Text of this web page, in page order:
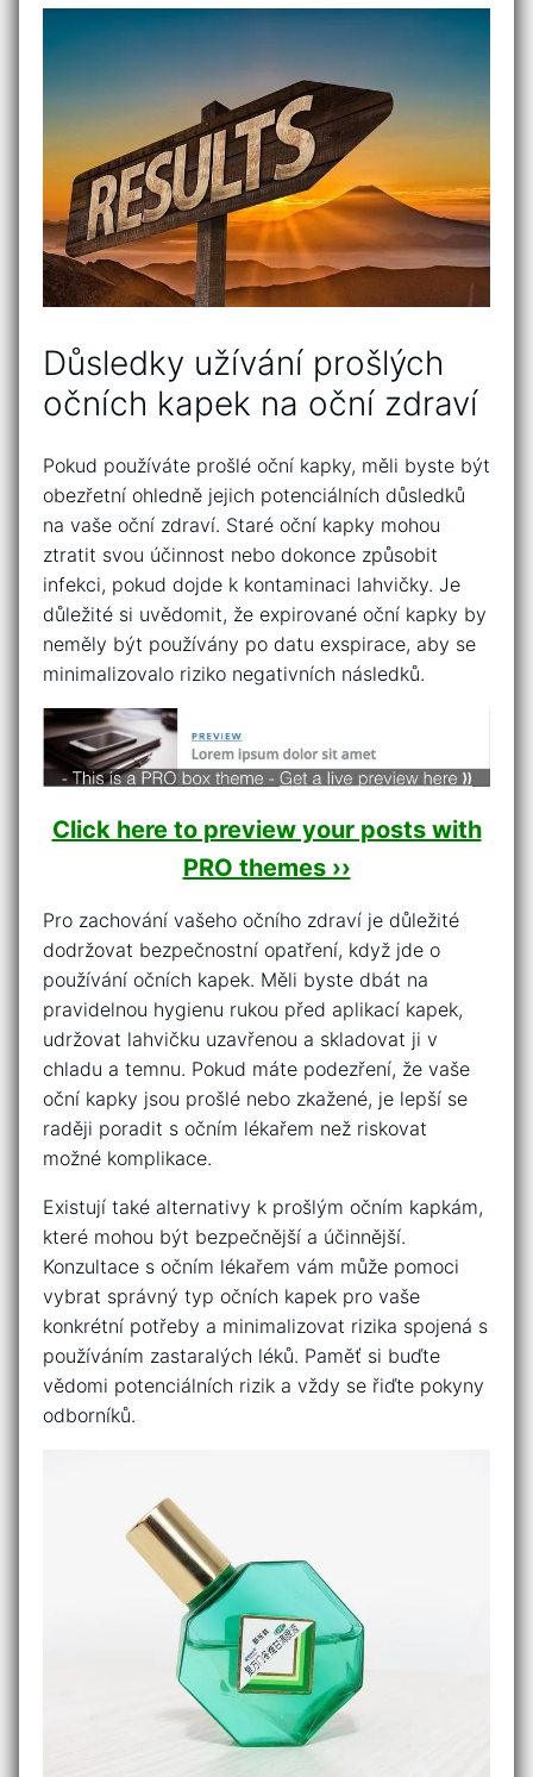
Důsledky užívání ​prošlých
očních⁢ kapek na oční zdraví
Pokud používáte prošlé oční kapky, měli byste být
obezřetní ohledně jejich‍ potenciálních důsledků
na vaše oční zdraví. Staré oční kapky ​mohou
ztratit svou účinnost nebo dokonce způsobit
‍infekci, ‌pokud dojde k kontaminaci lahvičky. Je
důležité si uvědomit, že expirované oční kapky by
neměly být ⁣používány po datu exspirace, aby se
minimalizovalo riziko negativních následků.
Click here to preview your posts with
PRO themes ››
Pro ⁢zachování vašeho očního zdraví je důležité
dodržovat bezpečnostní opatření, když jde o
používání očních​ kapek. Měli ‍byste⁣ dbát na
pravidelnou hygienu rukou před aplikací kapek,
udržovat lahvičku uzavřenou a‍ skladovat ji ​v
‍chladu a temnu. Pokud máte podezření, že vaše
oční kapky jsou prošlé nebo zkažené, ⁢je lepší se
raději poradit s očním lékařem než ‍riskovat
možné komplikace.
Existují také alternativy k prošlým⁢ očním ​kapkám,
které mohou být bezpečnější a účinnější.
Konzultace s očním⁢ lékařem vám ⁣může pomoci
vybrat správný typ očních kapek pro vaše
konkrétní potřeby a minimalizovat rizika spojená s
používáním zastaralých léků. ⁢Paměť si buďte
vědomi potenciálních rizik ​a vždy se řiďte pokyny
‌odborníků.